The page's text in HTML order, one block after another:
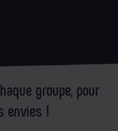
groupe, pour
envies !